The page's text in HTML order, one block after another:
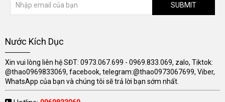
SUBMIT
Nước Kích Dục
Xin vui lòng liên hệ SĐT: 0973.067.699 - 0969.833.069, zalo, Tiktok:
@thao0969833069, facebook, telegram:@thao0973067699, Viber,
WhatsApp của bạn và chúng tôi sẽ trả lời bạn sớm nhất.